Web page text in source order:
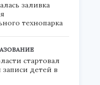
заливка
технопарка
стартовал
детей в